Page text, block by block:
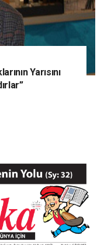
Yarısını